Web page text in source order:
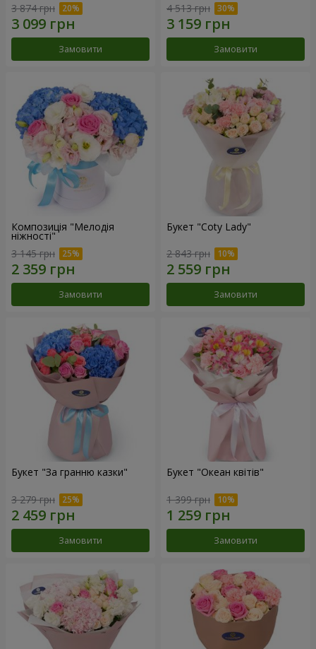
3 874 грн
Замовити
4 513 грн
Замовити
Композиція "Мелодія
ніжності"
3 145 грн
Замовити
Букет "Coty Lady"
2 843 грн
Замовити
Букет "За гранню казки"
3 279 грн
Замовити
Букет "Океан квітів"
1 399 грн
Замовити